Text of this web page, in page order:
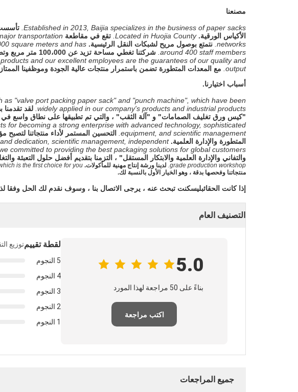
مصنعنا
Established in 2013, Baijia specializes in the business of paper sacks.
الأكياس الورقية. Located in Huojia County. تقع في مقاطعة Huojia. transportation
networks. نتمتع بوصول مريح لشبكات النقل الرئيسية. square meters and has
around 400 staff members. شركتنا تغطي مساحة تزيد عن 100،000 متر مربع وتضم حوالي 400 موظف.
and our excellent employees are the guarantees of our quality and
output. مع المعدات المتطورة تضمن باستمرار منتجات عالية الجودة وموظفينا
أسباب اختيارنا.
"valve port packing paper sack" and "punch machine", which have been
widely applied in our company's products and industrial products.
"كيس ورق تغليف الصمامات" و "آلة الثقب" ، والتي تم تطبيقها على نطاق واسع في
for becoming a strong enterprise with advanced technology, sophisticated
equipment, and scientific management.
التحسين المستمر لأداء منتجاتنا
المتطورة والإدارة العلمية. dedication, scientific management, independent
committed to providing the best packaging solutions for global customers.
والتفاني والإدارة العلمية والابتكار المستقل" ، التزمنا بتقديم أفضل حلول التعبئة
grade production workshop. لدينا ورشة إنتاج مهنية للمأكولات. is the first choice for you.
منتجاتنا وفحصها بدقة ، وهو الخيار الأول بالنسبة لك.
إذا كانت الحقائبليسكنت تبحث عنه ، يرجى الاتصال بنا ، وسوف نقدم لك الحل وفقا
التصنيف العام
5.0
بناءً على 50 مراجعة لهذا المورد
اكتب مراجعة
لقطة تقييمتوزيع
5 النجوم
4 النجوم
3 النجوم
2 النجوم
1 النجوم
جميع المراجعات